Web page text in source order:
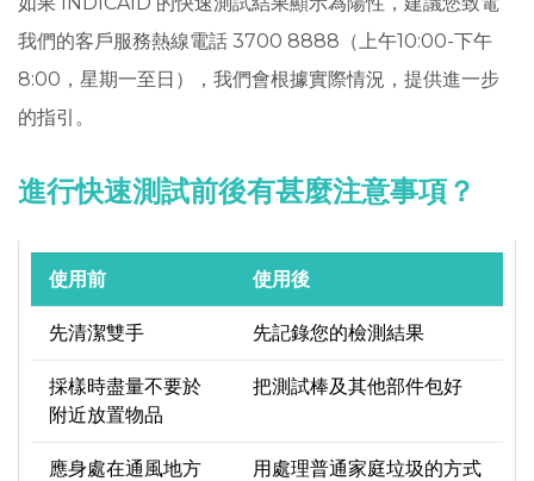
我們的客戶服務熱線電話 3700 8888（上午10:00-下午
8:00，星期一至日），我們會根據實際情況，提供進一步
的指引。
進行快速測試前後有甚麼注意事項？
使用前 使用後
先清潔雙手 先記錄您的檢測結果
採樣時盡量不要於
附近放置物品
把測試棒及其他部件包好
應身處在通風地方
用處理普通家庭垃圾的方式